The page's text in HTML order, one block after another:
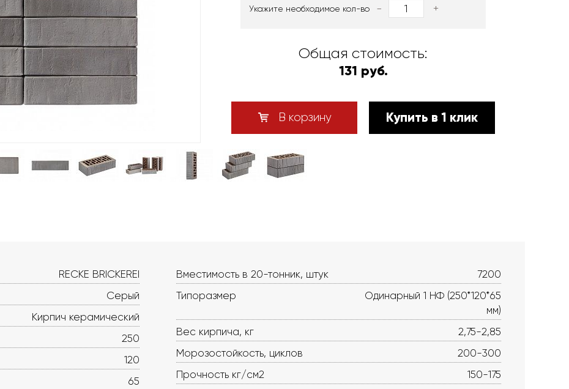
Укажите необходимое кол-во - +
Общая стоимость:
131 руб.
В корзину Купить в 1 клик
RECKE BRICKEREI
Серый
Кирпич керамический
250
120
65
Вместимость в 20-тонник, штук
7200
Типоразмер
Одинарный 1 НФ (250*120*65
мм)
Вес кирпича, кг
2,75-2,85
Морозостойкость, циклов
200-300
Прочность кг/см2
150-175